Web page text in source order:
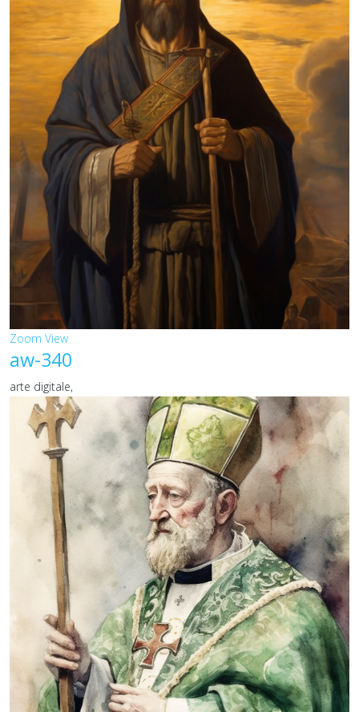
Zoom View
aw-340
arte digitale,